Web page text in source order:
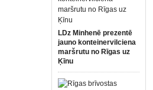
LDz Minhenē prezentē
jauno konteinervilciena
maršrutu no Rīgas uz
Ķīnu